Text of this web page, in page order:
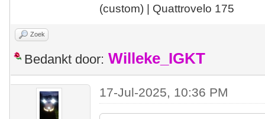
(custom) | Quattrovelo 175
Zoek
Bedankt door: Willeke_IGKT
17-Jul-2025, 10:36 PM